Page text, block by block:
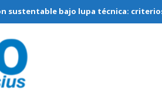
bajo lupa técnica: criterios